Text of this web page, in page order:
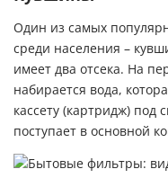
Один из самых
среди населения –
имеет два отсека. На
набирается вода,
кассету (картридж) под
поступает в основной